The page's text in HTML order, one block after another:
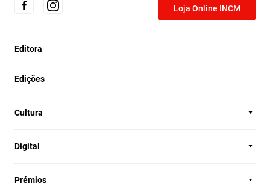
Loja Online INCM
Editora
Edições
Cultura
Digital
Prémios